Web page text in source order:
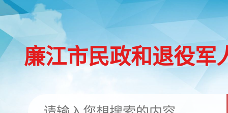
廉江市民政和退役军